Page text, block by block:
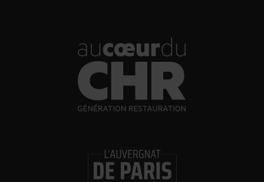
30/07/2026
Incendies : l’aide d’urgence rehaussée à 8 000 €
pour les indépendants, l’autoroute A63 réouverte
Les Bold Woman Dinners de Veuve Clicquot de
retour